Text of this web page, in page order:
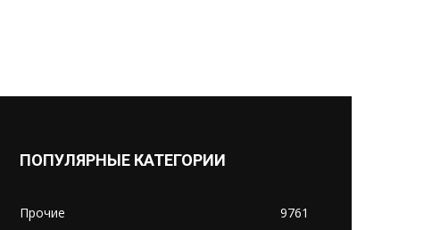
ПОПУЛЯРНЫЕ КАТЕГОРИИ
Прочие
9761